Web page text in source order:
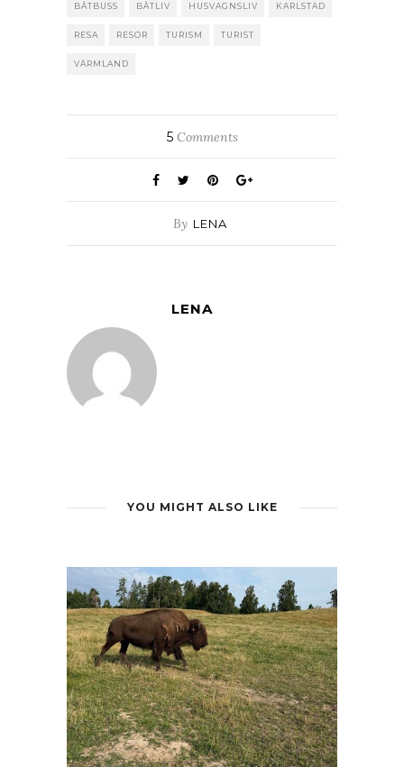
BÅTBUSS BÅTLIV HUSVAGNSLIV KARLSTAD
RESA RESOR TURISM TURIST
VÄRMLAND
5Comments
By LENA
LENA
YOU MIGHT ALSO LIKE